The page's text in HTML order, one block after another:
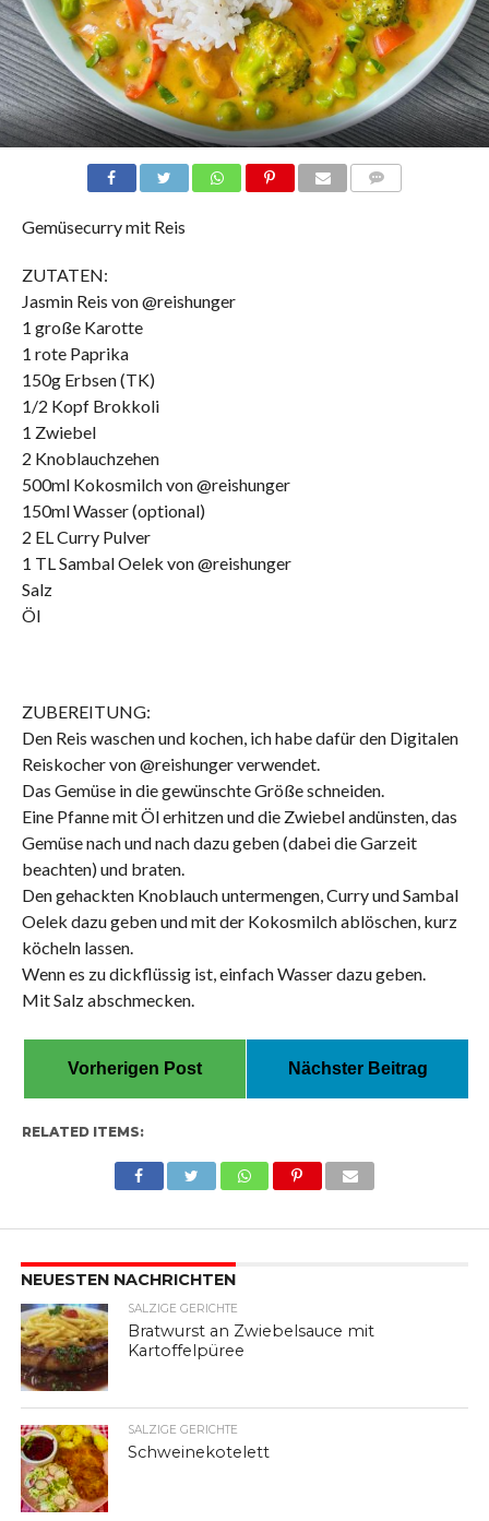
Gemüsecurry mit Reis
ZUTATEN:
Jasmin Reis von @reishunger
1 große Karotte
1 rote Paprika
150g Erbsen (TK)
1/2 Kopf Brokkoli
1 Zwiebel
2 Knoblauchzehen
500ml Kokosmilch von @reishunger
150ml Wasser (optional)
2 EL Curry Pulver
1 TL Sambal Oelek von @reishunger
Salz
Öl
ZUBEREITUNG:
Den Reis waschen und kochen, ich habe dafür den Digitalen
Reiskocher von @reishunger verwendet.
Das Gemüse in die gewünschte Größe schneiden.
Eine Pfanne mit Öl erhitzen und die Zwiebel andünsten, das
Gemüse nach und nach dazu geben (dabei die Garzeit
beachten) und braten.
Den gehackten Knoblauch untermengen, Curry und Sambal
Oelek dazu geben und mit der Kokosmilch ablöschen, kurz
köcheln lassen.
Wenn es zu dickflüssig ist, einfach Wasser dazu geben.
Mit Salz abschmecken.
Vorherigen Post Nächster Beitrag
RELATED ITEMS:
NEUESTEN NACHRICHTEN
SALZIGE GERICHTE
Bratwurst an Zwiebelsauce mit
Kartoffelpüree
SALZIGE GERICHTE
Schweinekotelett